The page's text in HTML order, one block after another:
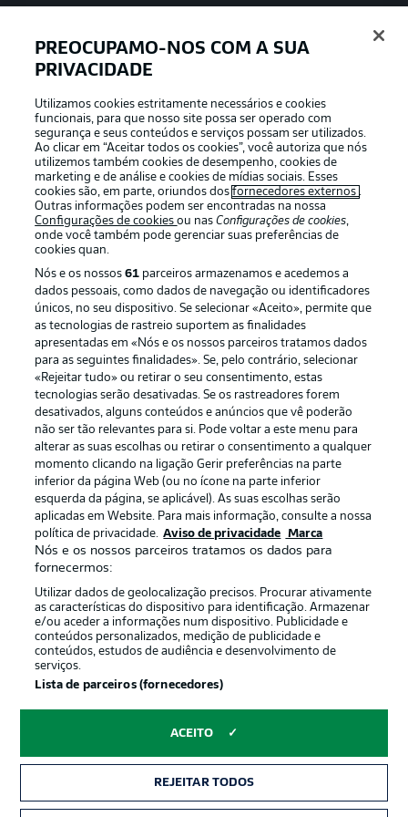
APLICATIVO DA BUNDESLIGA
Oferecido por
Publicidade Avisos legais
Gerir preferências Aviso de privacidade
Emissoras
Trabalhe conosco Marca
Contato Jogadores
© 2026 Bundesliga-Gruppe GmbH
Escolha seu idioma
Modo de visualização
PREOCUPAMO-NOS COM A SUA
PRIVACIDADE
Utilizamos cookies estritamente necessários e cookies
funcionais, para que nosso site possa ser operado com
segurança e seus conteúdos e serviços possam ser utilizados.
Ao clicar em “Aceitar todos os cookies”, você autoriza que nós
utilizemos também cookies de desempenho, cookies de
marketing e de análise e cookies de mídias sociais. Esses
cookies são, em parte, oriundos dosfornecedores externos .
Outras informações podem ser encontradas na nossa
Configurações de cookiesou nasConfigurações de cookies,
onde você também pode gerenciar suas preferências de
cookies quan.
Nós e os nossos61 parceiros armazenamos e acedemos a
dados pessoais, como dados de navegação ou identificadores
únicos, no seu dispositivo. Se selecionar «Aceito», permite que
as tecnologias de rastreio suportem as finalidades
apresentadas em «Nós e os nossos parceiros tratamos dados
para as seguintes finalidades». Se, pelo contrário, selecionar
«Rejeitar tudo» ou retirar o seu consentimento, estas
tecnologias serão desativadas. Se os rastreadores forem
desativados, alguns conteúdos e anúncios que vê poderão
não ser tão relevantes para si. Pode voltar a este menu para
alterar as suas escolhas ou retirar o consentimento a qualquer
momento clicando na ligação Gerir preferências na parte
inferior da página Web (ou no ícone na parte inferior
esquerda da página, se aplicável). As suas escolhas serão
aplicadas em Website. Para mais informação, consulte a nossa
política de privacidade. Aviso de privacidade Marca
Nós e os nossos parceiros tratamos os dados para
fornecermos:
Utilizar dados de geolocalização precisos. Procurar ativamente
as características do dispositivo para identificação. Armazenar
e/ou aceder a informações num dispositivo. Publicidade e
conteúdos personalizados, medição de publicidade e
conteúdos, estudos de audiência e desenvolvimento de
serviços.
Lista de parceiros (fornecedores)
ACEITO
REJEITAR TODOS